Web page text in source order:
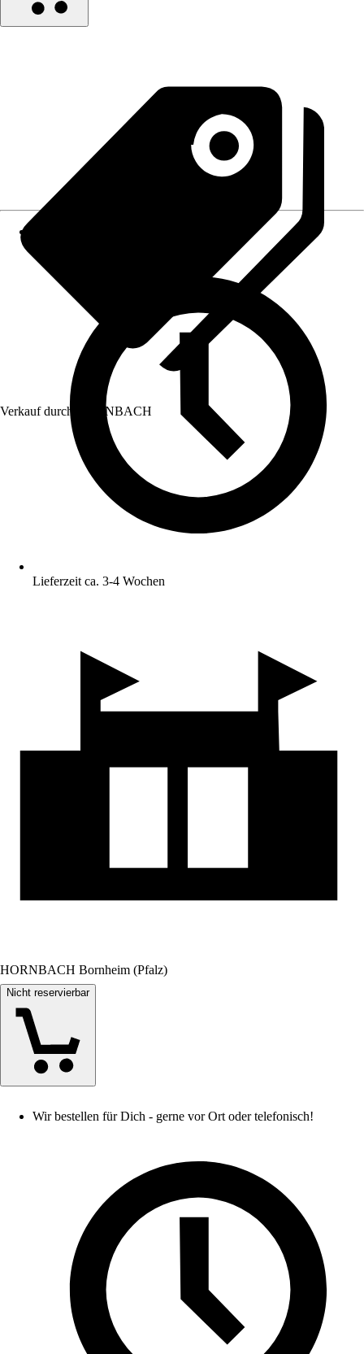
Verkauf durch: HORNBACH
Lieferzeit ca. 3-4 Wochen
HORNBACH Bornheim (Pfalz)
Nicht reservierbar
Wir bestellen für Dich - gerne vor Ort oder telefonisch!